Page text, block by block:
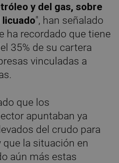
y del gas, sobre
", han señalado
ha recordado que tiene
35% de su cartera
vinculadas a
que los
apuntaban ya
del crudo para
que la situación en
aún más estas